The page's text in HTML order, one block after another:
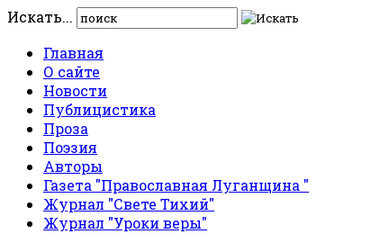
Искать...
Главная
О сайте
Новости
Публицистика
Проза
Поэзия
Авторы
Газета "Православная Луганщина "
Журнал "Свете Тихий"
Журнал "Уроки веры"